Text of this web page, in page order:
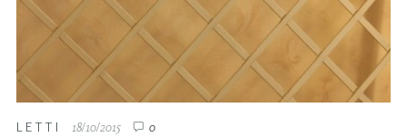
LETTI 18/10/2015 0